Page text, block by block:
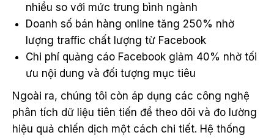
nhiều so với mức trung bình ngành
Doanh số bán hàng online tăng 250% nhờ
lượng traffic chất lượng từ Facebook
Chi phí quảng cáo Facebook giảm 40% nhờ tối
ưu nội dung và đối tượng mục tiêu
Ngoài ra, chúng tôi còn áp dụng các công nghệ
phân tích dữ liệu tiên tiến để theo dõi và đo lường
hiệu quả chiến dịch một cách chi tiết. Hệ thống